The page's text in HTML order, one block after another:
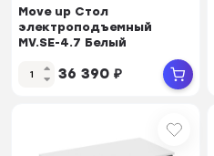
Move up Стол
электроподъемный
MV.SE-4.7 Белый
Черный 1580*72...
36 390 ₽